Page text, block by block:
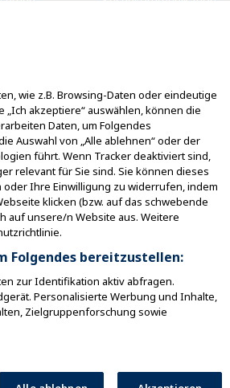
der IAAPA-
Mentor
Sicherheit
Ressourcen für die
Sicherheit
Sicherheits- und
Schutznachrichten
Sicherheitsausschüsse
wie z.B. Browsing-Daten oder eindeutige
akzeptiere“ auswählen, können die
Daten, um Folgendes
Auswahl von „Alle ablehnen“ oder der
führt. Wenn Tracker deaktiviert sind,
relevant für Sie sind. Sie können dieses
Ihre Einwilligung zu widerrufen, indem
klicken (bzw. auf das schwebende
auf unsere/n Website aus. Weitere
Folgendes bereitzustellen:
zur Identifikation aktiv abfragen.
Personalisierte Werbung und Inhalte,
Zielgruppenforschung sowie